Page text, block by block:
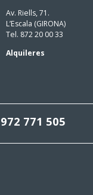
Av. Riells, 71.
L’Escala (GIRONA)
Tel. 872 20 00 33
Alquileres
972 771 505